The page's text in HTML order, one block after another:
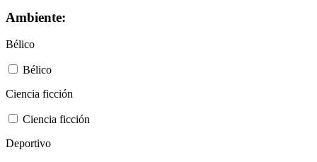
Ambiente:
Bélico
Bélico
Ciencia ficción
Ciencia ficción
Deportivo